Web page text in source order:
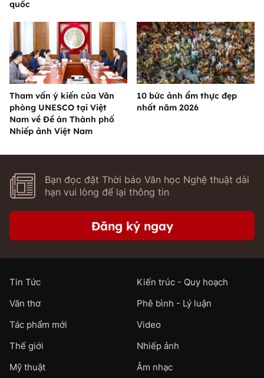
quốc
Tham vấn ý kiến của Văn
phòng UNESCO tại Việt
Nam về Đề án Thành phố
Nhiếp ảnh Việt Nam
10 bức ảnh ẩm thực đẹp
nhất năm 2026
Bạn đọc đặt Thời báo Văn học Nghệ thuật dài
hạn vui lòng để lại thông tin
Đăng ký ngay
Tin Tức
Kiến trúc - Quy hoạch
Văn thơ
Phê bình - Lý luận
Tác phẩm mới
Video
Thế giới
Nhiếp ảnh
Mỹ thuật
Âm nhạc